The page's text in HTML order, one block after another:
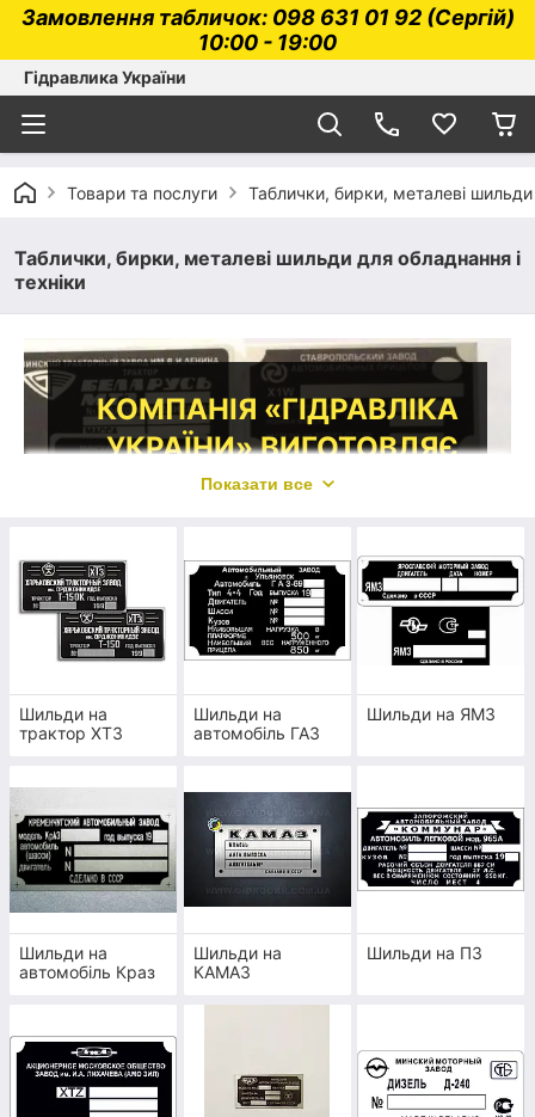
Замовлення табличок: 098 631 01 92 (Сергій)
10:00 - 19:00
Гідравлика України
Товари та послуги Таблички, бирки, металеві шильди
Таблички, бирки, металеві шильди для обладнання і
техніки
КОМПАНІЯ «ГІДРАВЛІКА
УКРАЇНИ» ВИГОТОВЛЯЄ
МЕТАЛЕВІ БІРКИ,
ДЛЯ ОБЛАДНАННЯ ТА
ТЕХНІКИ
Всі таблички ми виготовляємо
відновлюємо пошкоджені
елементи табличок або
обов'язково бути на обладнанні
У нашому каталозі ви також знайдете
гідронасоси та гідромотори цінаяких вас
приємно здивує
Приступити до вибору
ГОЛОВНІ ПЕРЕВАГИ ВИГОТОВЛЕННЯ
Показати все
Шильди на
трактор ХТЗ
Шильди на
автомобіль ГАЗ
Шильди на ЯМЗ
Шильди на
автомобіль Краз
Шильди на
КАМАЗ
Шильди на ПЗ